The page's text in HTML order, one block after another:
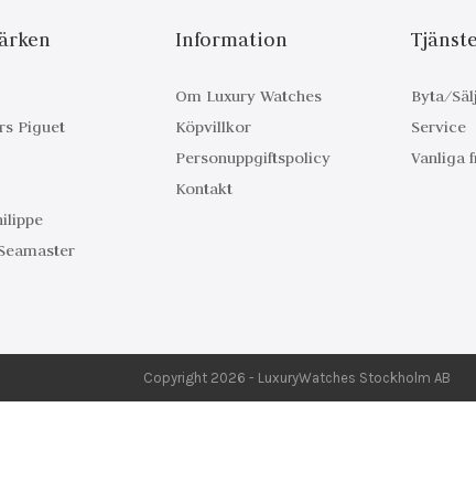
Piguet
Information
Om Luxury Watches
Köpvillkor
Personuppgiftspolicy
Kontakt
Byta/
Service
Vanliga
Copyright 2026 - LuxuryWatches Stockholm AB